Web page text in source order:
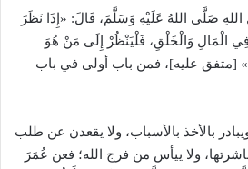
صَلَّى اللهُ عَلَيْهِ وَسَلَّمَ، قَالَ: «إِذَا نَظَرَ
الْمَالِ وَالْخَلْقِ، فَلْيَنْظُرْ إِلَى مَنْ هُوَ
[متفق عليه]، فمن باب أولى في باب
بالأخذ بالأسباب، ولا يقعدن عن طلب
ولا ييأس من فرج الله؛ فعن عُمَرَ